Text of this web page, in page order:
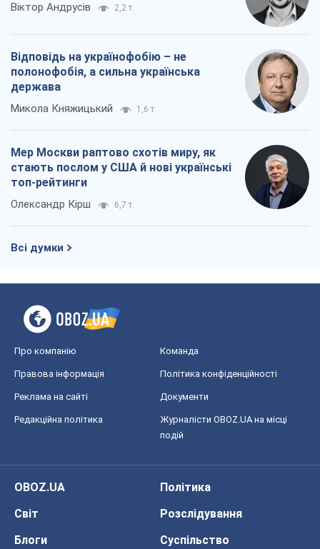
Віктор Андрусів 2,2 т.
Відповідь на українофобію – не
полонофобія, а сильна українська
держава
Микола Княжицький 1,6 т.
Мер Москви раптово схотів миру, як
стають послом у США й нові українські
топ-рейтинги
Олександр Кірш 6,7 т.
Всі думки
Про компанію Команда
Правова інформація Політика конфіденційності
Реклама на сайті Документи
Редакційна політика
Журналісти OBOZ.UA на місці
подій
OBOZ.UA
Політика
Світ
Розслідування
Блоги
Суспільство